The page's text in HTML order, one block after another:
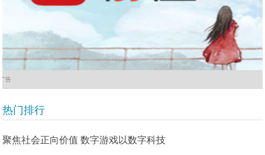
广告
热门排行
聚焦社会正向价值 数字游戏以数字科技